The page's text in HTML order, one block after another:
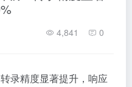
4,841 0
录精度显著提升，响应